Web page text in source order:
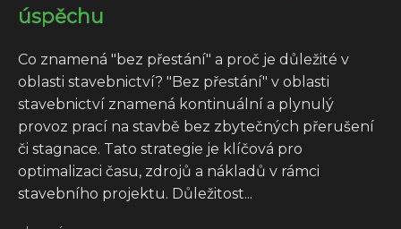
úspěchu
Co znamená "bez přestání" a proč je důležité v
oblasti stavebnictví? "Bez přestání" v oblasti
stavebnictví znamená kontinuální a plynulý
provoz prací na stavbě bez zbytečných přerušení
či stagnace. Tato strategie je klíčová pro
optimalizaci času, zdrojů a nákladů v rámci
stavebního projektu. Důležitost...